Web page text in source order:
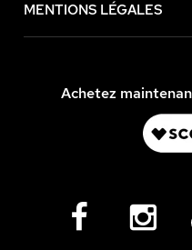
MENTIONS LÉGALES
Achetez